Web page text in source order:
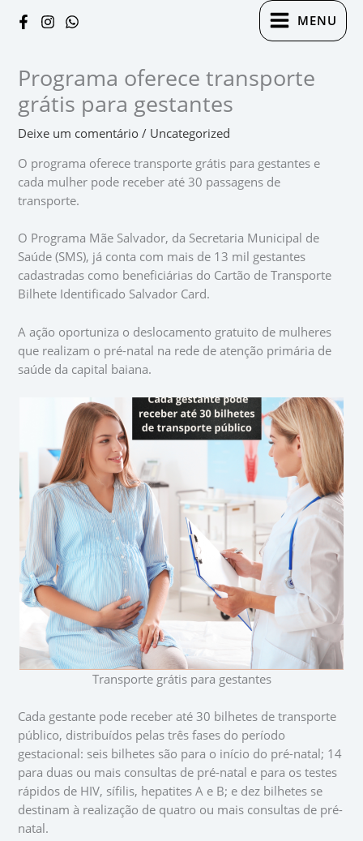
para
MENU
Programa oferece transporte
grátis para gestantes
Deixe um comentário / Uncategorized
O programa oferece transporte grátis para gestantes e
cada mulher pode receber até 30 passagens de
transporte.
O Programa Mãe Salvador, da Secretaria Municipal de
Saúde (SMS), já conta com mais de 13 mil gestantes
cadastradas como beneficiárias do Cartão de Transporte
Bilhete Identificado Salvador Card.
A ação oportuniza o deslocamento gratuito de mulheres
que realizam o pré-natal na rede de atenção primária de
saúde da capital baiana.
Transporte grátis para gestantes
Cada gestante pode receber até 30 bilhetes de transporte
público, distribuídos pelas três fases do período
gestacional: seis bilhetes são para o início do pré-natal; 14
para duas ou mais consultas de pré-natal e para os testes
rápidos de HIV, sífilis, hepatites A e B; e dez bilhetes se
destinam à realização de quatro ou mais consultas de pré-
natal.
aqui...